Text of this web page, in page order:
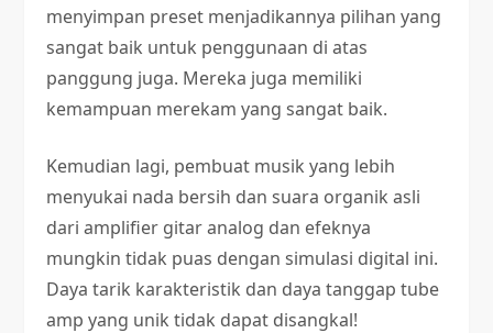
menyimpan preset menjadikannya pilihan yang
sangat baik untuk penggunaan di atas
panggung juga. Mereka juga memiliki
kemampuan merekam yang sangat baik.
Kemudian lagi, pembuat musik yang lebih
menyukai nada bersih dan suara organik asli
dari amplifier gitar analog dan efeknya
mungkin tidak puas dengan simulasi digital ini.
Daya tarik karakteristik dan daya tanggap tube
amp yang unik tidak dapat disangkal!